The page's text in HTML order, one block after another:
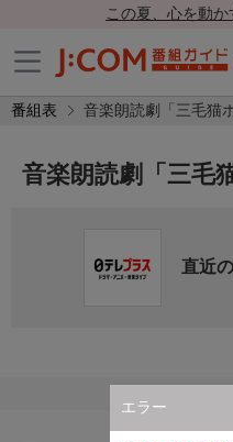
この夏、心を動
番組表 音楽朗読劇「三毛猫
エラー
音楽朗読劇「三毛
直近